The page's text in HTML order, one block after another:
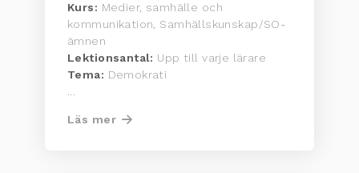
Kurs: Medier, samhälle och
kommunikation, Samhällskunskap/SO-
ämnen
Lektionsantal: Upp till varje lärare
Tema: Demokrati
...
Läs mer